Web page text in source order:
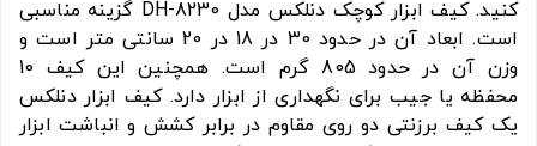
کنید. کیف ابزار کوچک دنلکس مدل DH-8230 گزینه مناسبی
است. ابعاد آن در حدود 30 در 18 در 20 سانتی متر است و
وزن آن در حدود 805 گرم است. همچنین این کیف 10
محفظه یا جیب برای نگهداری از ابزار دارد. کیف ابزار دنلکس
یک کیف برزنتی دو روی مقاوم در برابر کشش و انباشت ابزار